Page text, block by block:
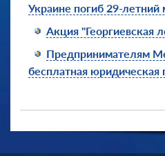
Украине погиб 29-
Акция "Георгиевская
Предпринимателям
бесплатная